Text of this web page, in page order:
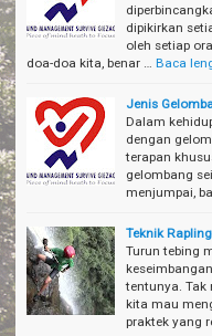
dipikirkan
oleh setiap
doa-doa kita, benar …
Baca
Jenis
Dalam
dengan
terapan
gelombang
menjumpai,
Teknik
Turun tebing
tentunya. Tak
kita mau
praktek yang